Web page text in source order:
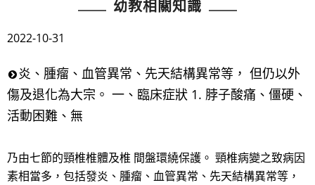
幼教相關知識
2022-10-31
炎、腫瘤、血管異常、先天結構異常等， 但仍以外
傷及退化為大宗。 一、臨床症狀 1. 脖子酸痛、僵硬、
活動困難、無
乃由七節的頸椎椎體及椎 間盤環繞保護。 頸椎病變之致病因
素相當多，包括發炎、腫瘤、血管異常、先天結構異常等，